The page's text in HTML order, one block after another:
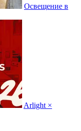
Освещение в
Arlight ×